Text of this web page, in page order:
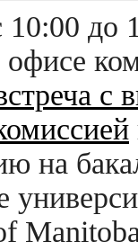
10:00 до
офисе
с
на